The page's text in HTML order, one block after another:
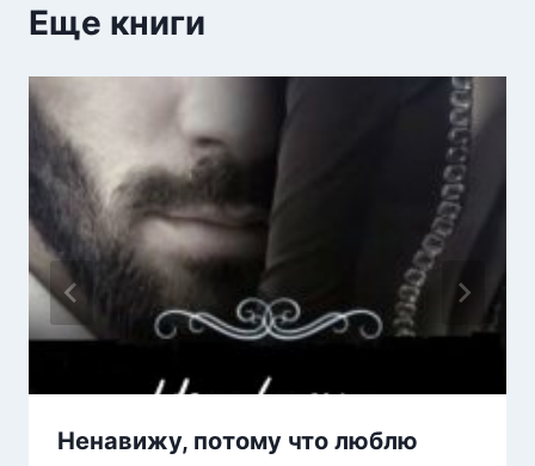
Еще книги
Ненавижу, потому что люблю